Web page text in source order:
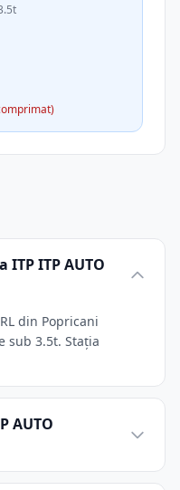
ITP AUTO
din Popricani
sub 3.5t. Stația
AUTO